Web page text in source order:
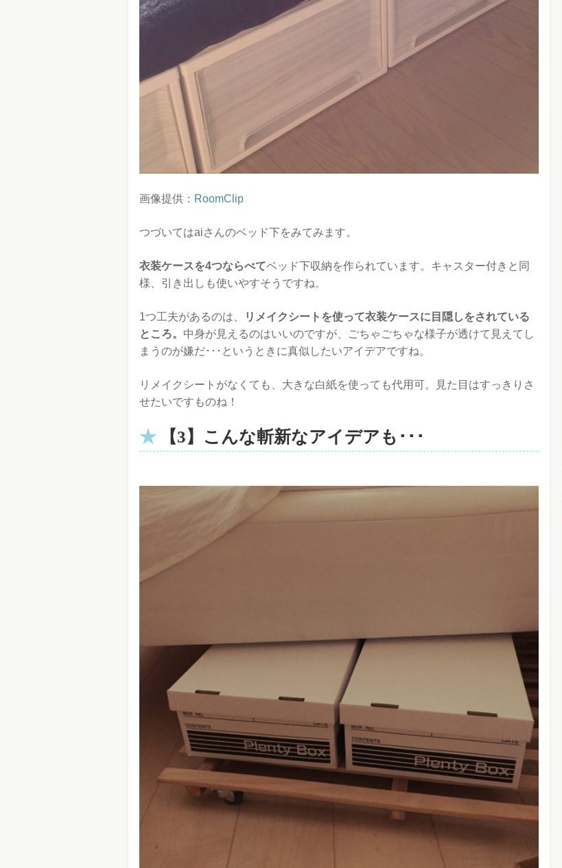
画像提供： RoomClip
つづいてはaiさんのベッド下をみてみます。
衣装ケースを4つならべてベッド下収納を作られています。キャスター付きと同
様、引き出しも使いやすそうですね。
1つ工夫があるのは、
リメイクシートを使って衣装ケースに目隠しをされている
ところ。 中身が見えるのはいいのですが、ごちゃごちゃな様子が透けて見えてし
まうのが嫌だ･･･というときに真似したいアイデアですね。
リメイクシートがなくても、大きな白紙を使っても代用可。見た目はすっきりさ
せたいですものね！
【3】こんな斬新なアイデアも･･･